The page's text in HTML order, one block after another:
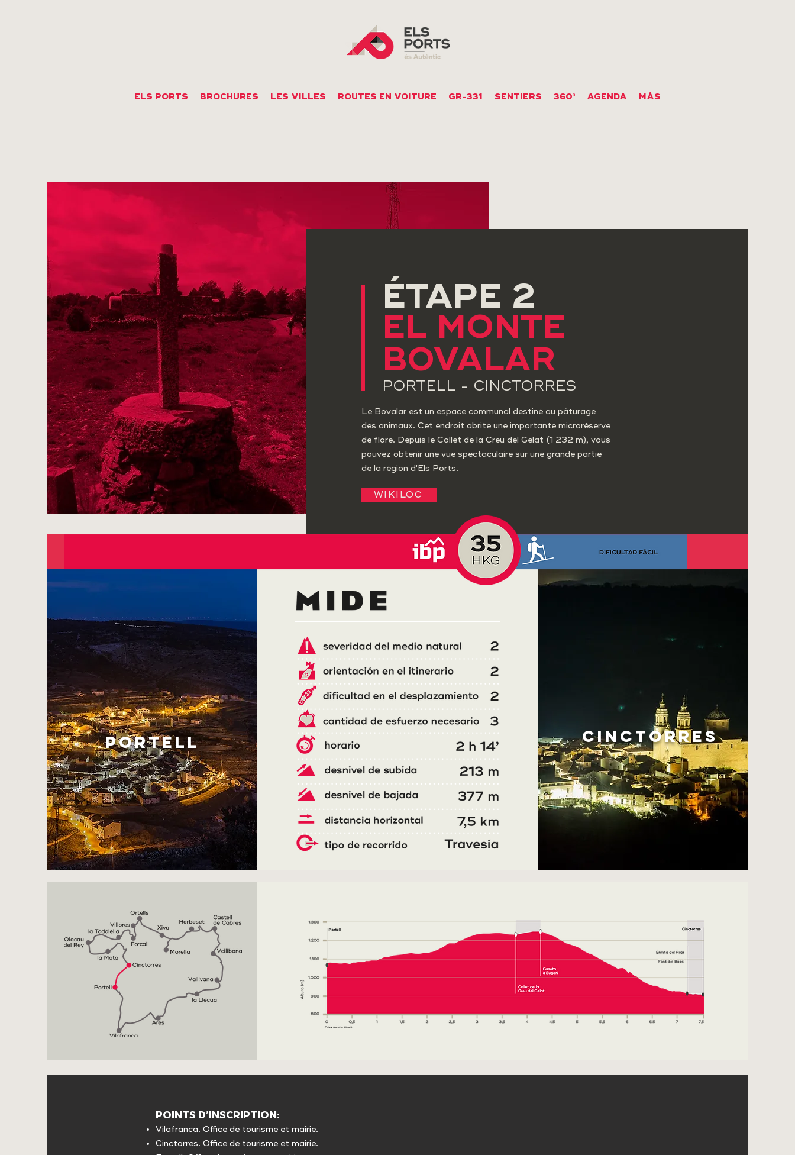
ELS PORTS BROCHURES LES VILLES ROUTES EN VOITURE GR-331 SENTIERS 360º AGENDA MÁS
ÉTAPE 2
EL MONTE
BOVALAR
PORTELL - CINCTORRES
Le Bovalar est un espace communal destiné au pâturage
des animaux. Cet endroit abrite une importante microréserve
de flore. Depuis le Collet de la Creu del Gelat (1 232 m), vous
pouvez obtenir une vue spectaculaire sur une grande partie
de la région d'Els Ports.
WIKILOC
PORTELL CINCTORRES
POINTS D’INSCRIPTION:
Vilafranca. Office de tourisme et mairie.
Cinctorres. Office de tourisme et mairie.